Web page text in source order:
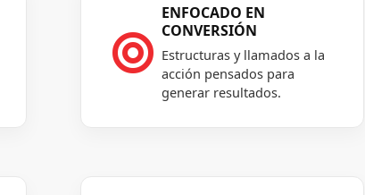

ENFOCADO EN
CONVERSIÓN
Estructuras y llamados a la
acción pensados para
generar resultados.